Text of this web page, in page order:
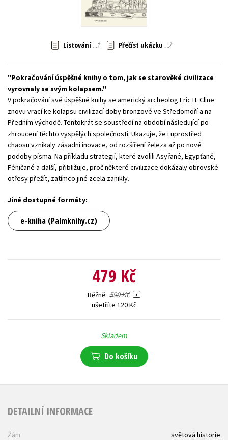
Zahraniční literatura
Listování Přečíst ukázku
Pokračování úspěšné knihy o tom, jak se starověké civilizace
vyrovnaly se svým kolapsem.
V pokračování své úspěšné knihy se americký archeolog Eric H. Cline
znovu vrací ke kolapsu civilizací doby bronzové ve Středomoří a na
Předním východě. Tentokrát se soustředí na období následující po
zhroucení těchto vyspělých společností. Ukazuje, že i uprostřed
chaosu vznikaly zásadní inovace, od rozšíření železa až po nové
podoby písma. Na příkladu strategií, které zvolili Asyřané, Egypťané,
Féničané a další, přibližuje, proč některé civilizace dokázaly obrovské
otřesy přežít, zatímco jiné zcela zanikly.
Jiné dostupné formáty:
e-kniha (Palmknihy.cz)
479 Kč
Běžně 599 Kč
ušetříte 120 Kč
Skladem
Do košíku
DETAILNÍ INFORMACE
Žánr
světová historie